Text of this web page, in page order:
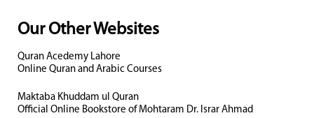
Our Other Websites
Quran Acedemy Lahore
Online Quran and Arabic Courses
Maktaba Khuddam ul Quran
Official Online Bookstore of Mohtaram Dr. Israr Ahmad